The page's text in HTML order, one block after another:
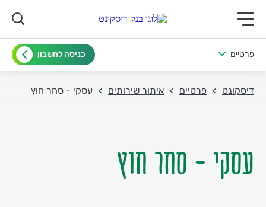
תפריט ראשי לנייד
פרטיים כניסה לחשבון
דיסקונט פרטיים איתור שירותים עסקי - סחר חוץ
עסקי - סחר חוץ